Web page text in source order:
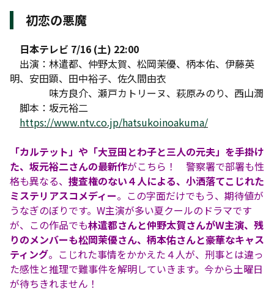
初恋の悪魔
日本テレビ 7/16 (土) 22:00
出演：林遣都、仲野太賀、松岡茉優、柄本佑、伊藤英
明、安田顕、田中裕子、佐久間由衣
味方良介、瀬戸カトリーヌ、萩原みのり、西山潤
脚本：坂元裕二
https://www.ntv.co.jp/hatsukoinoakuma/
「カルテット」や「大豆田とわ子と三人の元夫」を手掛け
た、坂元裕二さんの最新作がこちら！ 警察署で部署も性
格も異なる、 捜査権のない４人による、小洒落てこじれた
ミステリアスコメディー。この字面だけでもう、期待値が
うなぎのぼりです。W主演が多い夏クールのドラマです
が、この作品でも林遣都さんと仲野太賀さんがW主演、残
りのメンバーも松岡茉優さん、柄本佑さんと豪華なキャス
ティング。こじれた事情をかかえた４人が、刑事とは違っ
た感性と推理で難事件を解明していきます。今から土曜日
が待ちきれません！